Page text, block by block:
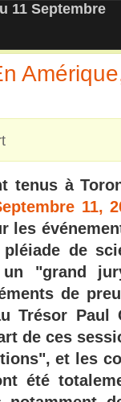
11 Septembre
tenus à
11,
de
"grand
de
Trésor
de ces
et les
été